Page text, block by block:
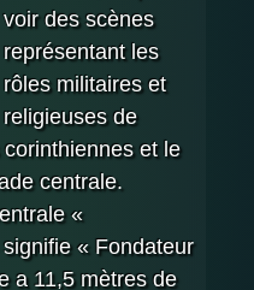
voir des scènes
représentant les
rôles militaires et
religieuses de
et le
centrale.
«
« Fondateur
a 11,5 mètres de